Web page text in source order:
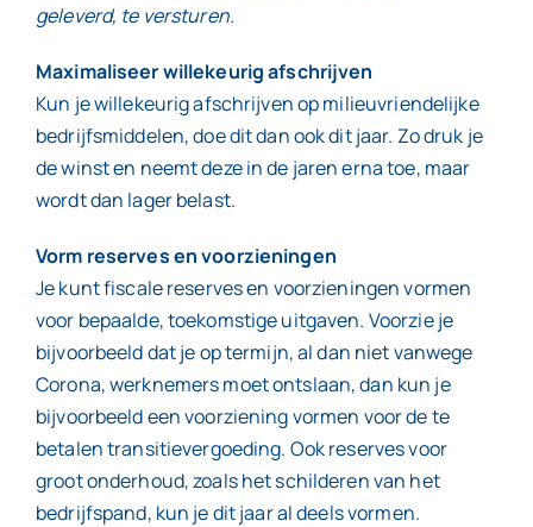
geleverd, te versturen.
Maximaliseer willekeurig afschrijven
Kun je willekeurig afschrijven op milieuvriendelijke
bedrijfsmiddelen, doe dit dan ook dit jaar. Zo druk je
de winst en neemt deze in de jaren erna toe, maar
wordt dan lager belast.
Vorm reserves en voorzieningen
Je kunt fiscale reserves en voorzieningen vormen
voor bepaalde, toekomstige uitgaven. Voorzie je
bijvoorbeeld dat je op termijn, al dan niet vanwege
Corona, werknemers moet ontslaan, dan kun je
bijvoorbeeld een voorziening vormen voor de te
betalen transitievergoeding. Ook reserves voor
groot onderhoud, zoals het schilderen van het
bedrijfspand, kun je dit jaar al deels vormen.